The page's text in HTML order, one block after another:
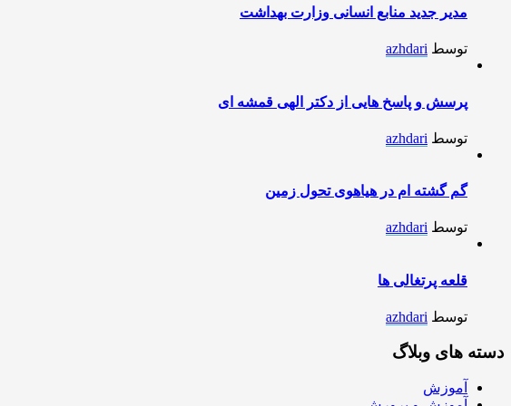
مدیر جدید منابع انسانی وزارت بهداشت
توسط azhdari
پرسش و پاسخ هایی از دکتر الهی قمشه ای
توسط azhdari
گم گشته ام در هیاهوی تحول زمین
توسط azhdari
قلعه پرتغالی ها
توسط azhdari
دسته های وبلاگ
آموزش